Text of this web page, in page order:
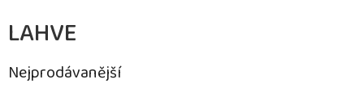
LAHVE
Nejprodávanější